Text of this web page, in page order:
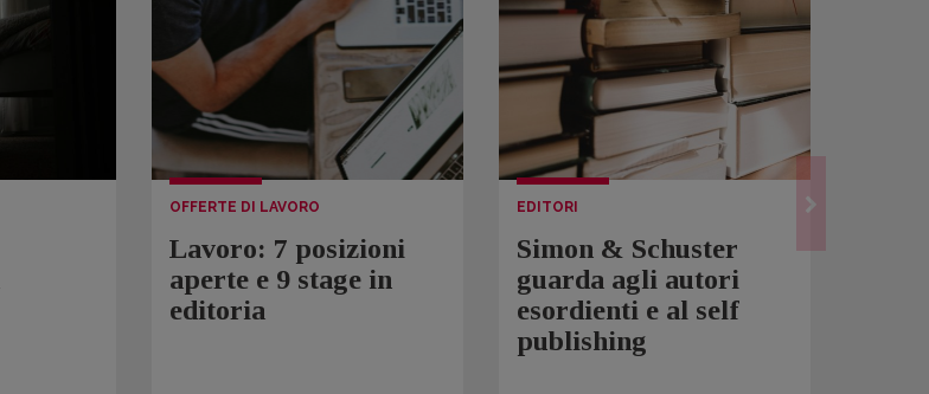
OFFERTE DI LAVORO
Lavoro: 7 posizioni
aperte e 9 stage in
editoria
EDITORI
Simon & Schuster
guarda agli autori
esordienti e al self
publishing